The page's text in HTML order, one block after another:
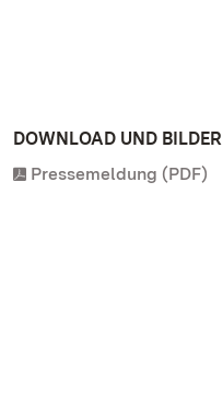
DOWNLOAD UND BILDER
Pressemeldung (PDF)